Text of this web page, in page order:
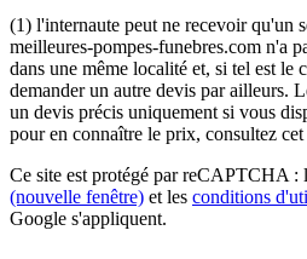
(1) l'internaute peut ne recevoir qu'un
meilleures-pompes-funebres.com n'a
dans une même localité et, si tel est le
demander un autre devis par ailleurs.
un devis précis uniquement si vous
pour en connaître le prix, consultez
Ce site est protégé par reCAPTCHA :
(nouvelle fenêtre) et les conditions
Google s'appliquent.